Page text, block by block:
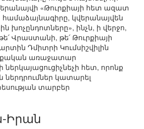
«Թուրքիայի հետ ազատ
կվերանայվեն
խոչընդոտները», ինչն, ի վերջո,
Վրաստանի, թե՛ Թուրքիայի
Դմիտրի Կումսիշվիլին
առաջատար
ներկայացուցիչնեչի հետ, որոնք
ներդրումներ կատարել
տարբեր
Իրան